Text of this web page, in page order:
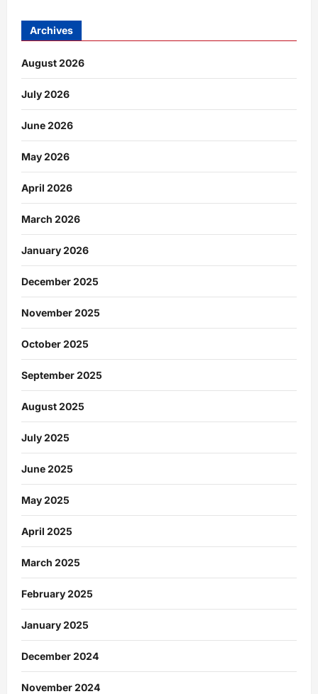
Archives
August 2026
July 2026
June 2026
May 2026
April 2026
March 2026
January 2026
December 2025
November 2025
October 2025
September 2025
August 2025
July 2025
June 2025
May 2025
April 2025
March 2025
February 2025
January 2025
December 2024
November 2024